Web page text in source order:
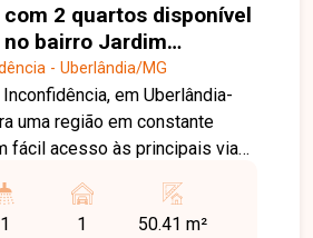
quartos disponível
bairro Jardim
Uberlândia-MG
- Uberlândia/MG
em Uberlândia-
uma região em constante
fácil acesso às principais vias
escolas,
serviços, proporcionando
1 1 50.41 m²